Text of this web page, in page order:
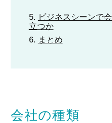
ビジネスシーンで
立つか
まとめ
会社の種類